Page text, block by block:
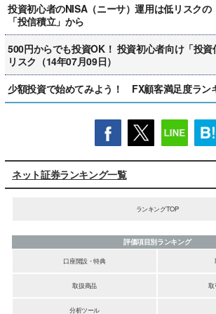
投資初心者のNISA（ニーサ）運用は低リスクの
「投信積立」から
500円からでも投資OK！ 投資初心者向け「投資
リスク（14年07月09日）
少額投資で始めてみよう！ FX顧客満足度ラン
ネット証券ランキング一覧
ランキングTOP
評価項目別ランキング
口座開設・特典
取扱商品 取
分析ツール